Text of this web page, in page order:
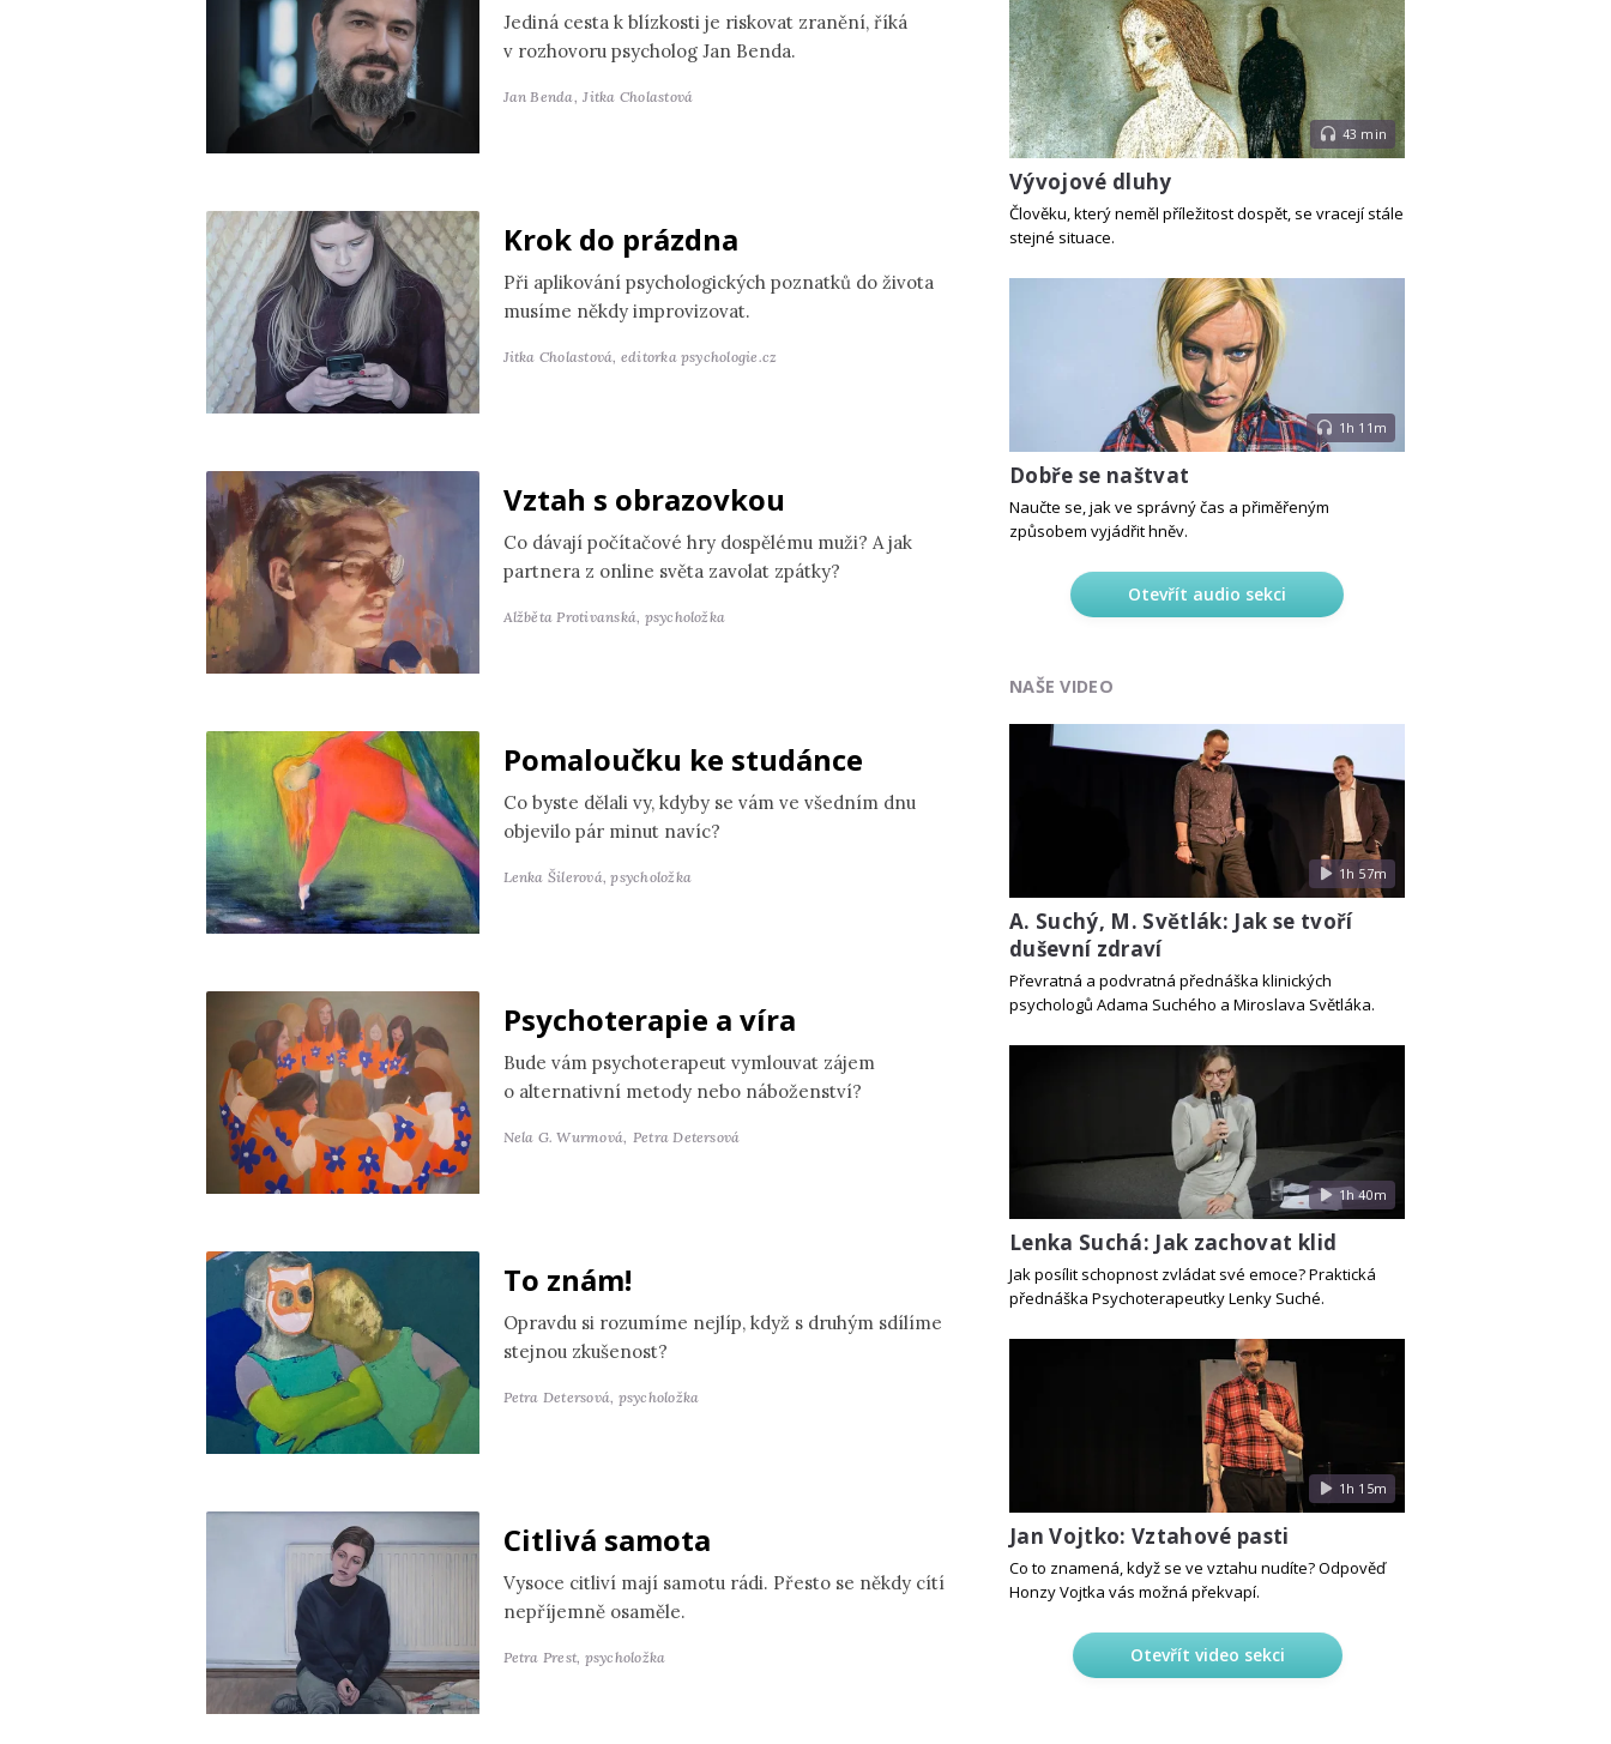
Jediná cesta k blízkosti je riskovat zranění, říká
v rozhovoru psycholog Jan Benda.
Jan Benda, Jitka Cholastová
Krok do prázdna
Při aplikování psychologických poznatků do života
musíme někdy improvizovat.
Jitka Cholastová, editorka psychologie.cz
Vztah s obrazovkou
Co dávají počítačové hry dospělému muži? A jak
partnera z online světa zavolat zpátky?
Alžběta Protivanská, psycholožka
Pomaloučku ke studánce
Co byste dělali vy, kdyby se vám ve všedním dnu
objevilo pár minut navíc?
Lenka Šilerová,psycholožka
Psychoterapie a víra
Bude vám psychoterapeut vymlouvat zájem
o alternativní metody nebo náboženství?
Nela G. Wurmová, Petra Detersová
To znám!
Opravdu si rozumíme nejlíp, když s druhým sdílíme
stejnou zkušenost?
Petra Detersová, psycholožka
Citlivá samota
Vysoce citliví mají samotu rádi. Přesto se někdy cítí
nepříjemně osaměle.
Petra Prest, psycholožka
43 min
Vývojové dluhy
Člověku, který neměl příležitost dospět, se vracejí stále
stejné situace.
1h 11m
Dobře se naštvat
Naučte se, jak ve správný čas a přiměřeným
způsobem vyjádřit hněv.
Otevřít audio sekci
NAŠE VIDEO
1h 57m
A. Suchý, M. Světlák: Jak se tvoří
duševní zdraví
Převratná a podvratná přednáška klinických
psychologů Adama Suchého a Miroslava Světláka.
1h 40m
Lenka Suchá: Jak zachovat klid
Jak posílit schopnost zvládat své emoce? Praktická
přednáška Psychoterapeutky Lenky Suché.
1h 15m
Jan Vojtko: Vztahové pasti
Co to znamená, když se ve vztahu nudíte? Odpověď
Honzy Vojtka vás možná překvapí.
Otevřít video sekci